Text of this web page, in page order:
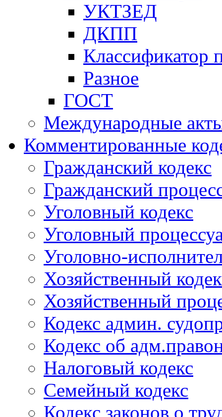
УКТЗЕД
ДКПП
Классификатор
Разное
ГОСТ
Международные
Комментированные
Гражданский кодекс
Гражданский
Уголовный кодекс
Уголовный
Уголовно-
Хозяйственный
Хозяйственный
Кодекс админ.
Кодекс об
Налоговый кодекс
Семейный кодекс
Кодекс законов о